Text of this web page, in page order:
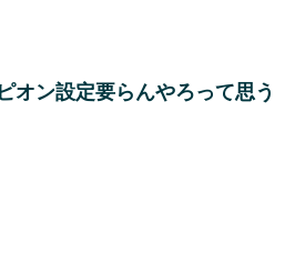
オン設定要らんやろって思う